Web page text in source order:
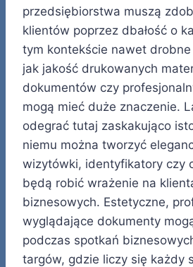
przedsiębiorstwa muszą
klientów poprzez dbałość o
tym kontekście nawet
jak jakość drukowanych
dokumentów czy
mogą mieć duże znaczenie.
odegrać tutaj zaskakująco
niemu można tworzyć
wizytówki, identyfikatory czy
będą robić wrażenie na
biznesowych. Estetyczne,
wyglądające dokumenty
podczas spotkań
targów, gdzie liczy się każdy